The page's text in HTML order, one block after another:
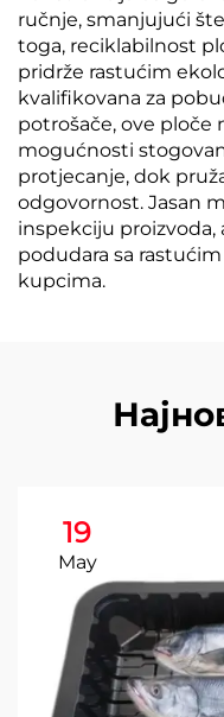
ručnje, smanjujući
toga, reciklabilnost
pridrže rastućim
kvalifikovana za
potrošače, ove
mogućnosti
protjecanje, dok
odgovornost. Jasan
inspekciju proizvoda,
podudara sa
kupcima.
19
May